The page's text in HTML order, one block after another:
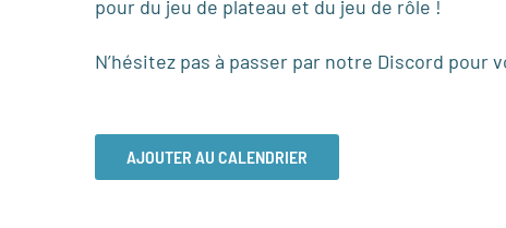
pour du jeu de plateau et du jeu de rôle !
N’hésitez pas à passer par notre Discord
AJOUTER AU CALENDRIER